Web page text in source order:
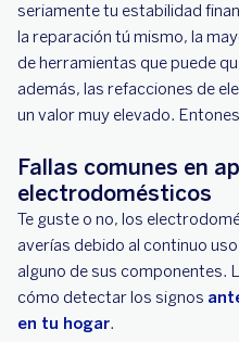
seriamente tu estabilidad
la reparación tú mismo, la
de herramientas que puede
además, las refacciones de
un valor muy elevado.
Fallas comunes en
electrodomésticos
Te guste o no, los
averías debido al continuo
alguno de sus componentes.
cómo detectar los signos
en tu hogar.